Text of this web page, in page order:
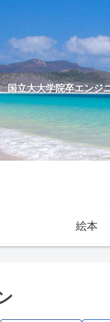
国立大大学院卒エン
絵本